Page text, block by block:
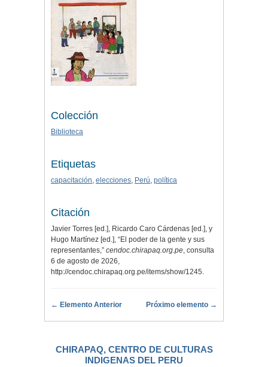
Colección
Biblioteca
Etiquetas
capacitación, elecciones, Perú, política
Citación
Javier Torres [ed.], Ricardo Caro Cárdenas [ed.], y
Hugo Martínez [ed.], “El poder de la gente y sus
representantes,” cendoc.chirapaq.org.pe, consulta
6 de agosto de 2026,
http://cendoc.chirapaq.org.pe/items/show/1245.
← Elemento Anterior Próximo elemento →
CHIRAPAQ, CENTRO DE CULTURAS
INDIGENAS DEL PERU